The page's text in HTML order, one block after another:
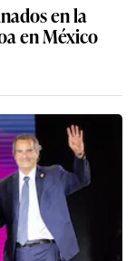
en la
en México